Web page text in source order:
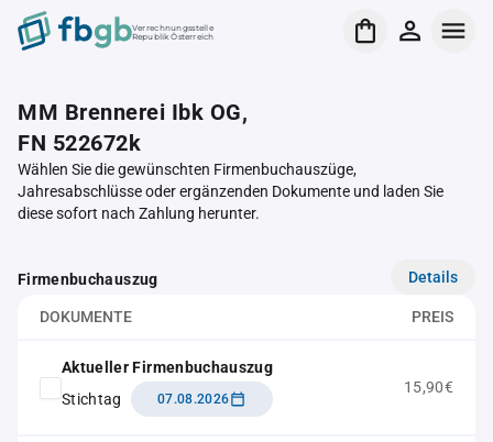
Verrechnungsstelle
Republik Österreich
MM Brennerei Ibk OG,
FN 522672k
Wählen Sie die gewünschten Firmenbuchauszüge,
Jahresabschlüsse oder ergänzenden Dokumente und laden Sie
diese sofort nach Zahlung herunter.
Firmenbuchauszug Details
DOKUMENTE PREIS
Aktueller Firmenbuchauszug
Stichtag
07.08.2026
15,90€